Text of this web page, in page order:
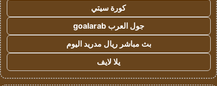
كورة سيتي
جول العرب goalarab
بث مباشر ريال مدريد اليوم
يلا لايف